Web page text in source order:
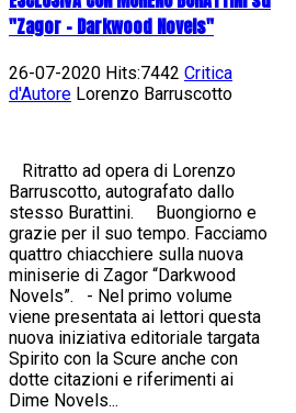
"Zagor - Darkwood Novels"
26-07-2020 Hits:7442 Critica
d'Autore Lorenzo Barruscotto
Ritratto ad opera di Lorenzo
Barruscotto, autografato dallo
stesso Burattini. Buongiorno e
grazie per il suo tempo. Facciamo
quattro chiacchiere sulla nuova
miniserie di Zagor “Darkwood
Novels”. - Nel primo volume
viene presentata ai lettori questa
nuova iniziativa editoriale targata
Spirito con la Scure anche con
dotte citazioni e riferimenti ai
Dime Novels...